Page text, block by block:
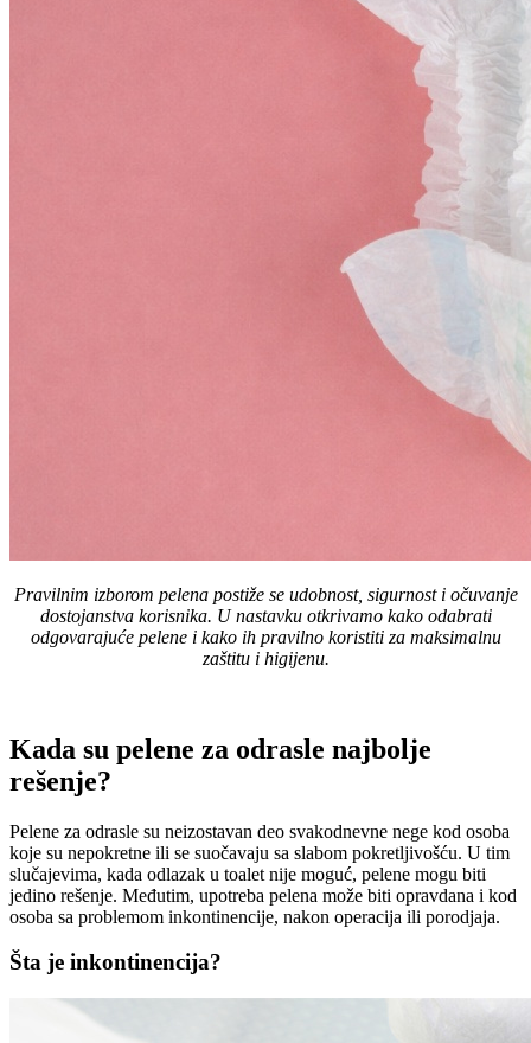
Pravilnim izborom pelena postiže se udobnost, sigurnost i očuvanje
dostojanstva korisnika. U nastavku otkrivamo kako odabrati
odgovarajuće pelene i kako ih pravilno koristiti za maksimalnu
zaštitu i higijenu.
Kada su pelene za odrasle najbolje
rešenje?
Pelene za odrasle su neizostavan deo svakodnevne nege kod osoba
koje su nepokretne ili se suočavaju sa slabom pokretljivošću. U tim
slučajevima, kada odlazak u toalet nije moguć, pelene mogu biti
jedino rešenje. Međutim, upotreba pelena može biti opravdana i kod
osoba sa problemom inkontinencije, nakon operacija ili porodjaja.
Šta je inkontinencija?